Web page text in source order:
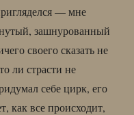
— мне
зашнурованный
своего сказать не
ли страсти не
себе цирк, его
как все происходит,